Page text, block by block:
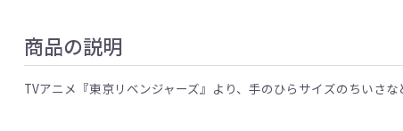
商品の説明
TVアニメ『東京リベンジャーズ』より、手のひらサイズのちいさ